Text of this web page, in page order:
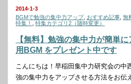
2014-1-3
BGMで勉強の集中力アップ, おすすめ記事 無
特集！
特集カテゴリ2（随時変更）
【無料】勉強の集中力が簡単
用BGM をプレゼント中です
こんにちは！早稲田集中力研究会の中
強の集中力をアップさせる方法をお伝